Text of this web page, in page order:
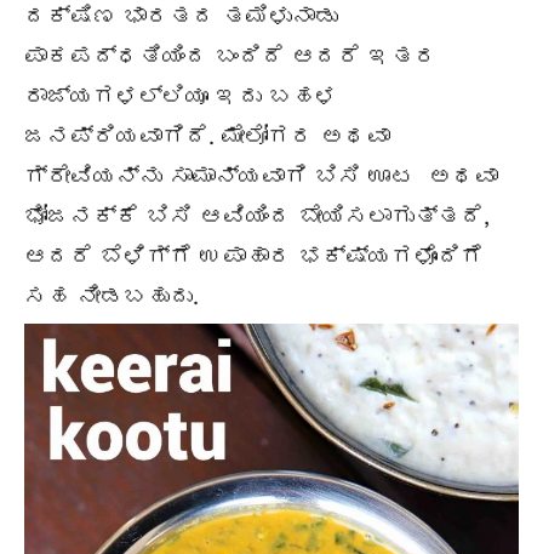
ದಕ್ಷಿಣ ಭಾರತದ ತಮಿಳುನಾಡು
ಪಾಕಪದ್ಧತಿಯಿಂದ ಬಂದಿದೆ ಆದರೆ ಇತರ
ರಾಜ್ಯಗಳಲ್ಲಿಯೂ ಇದು ಬಹಳ
ಜನಪ್ರಿಯವಾಗಿದೆ. ಮೇಲೋಗರ ಅಥವಾ
ಗ್ರೇವಿಯನ್ನು ಸಾಮಾನ್ಯವಾಗಿ ಬಿಸಿ ಊಟ ಅಥವಾ
ಭೋಜನಕ್ಕೆ ಬಿಸಿ ಆವಿಯಿಂದ ಬೇಯಿಸಲಾಗುತ್ತದೆ,
ಆದರೆ ಬೆಳಿಗ್ಗೆ ಉಪಾಹಾರ ಭಕ್ಷ್ಯಗಳೊಂದಿಗೆ
ಸಹ ನೀಡಬಹುದು.